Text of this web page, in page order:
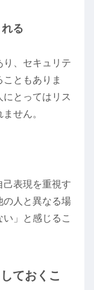
る
り、セキュリテ
ともありま
とってはリス
せん。
己表現を重視す
の人と異なる場
」と感じるこ
ておくこ